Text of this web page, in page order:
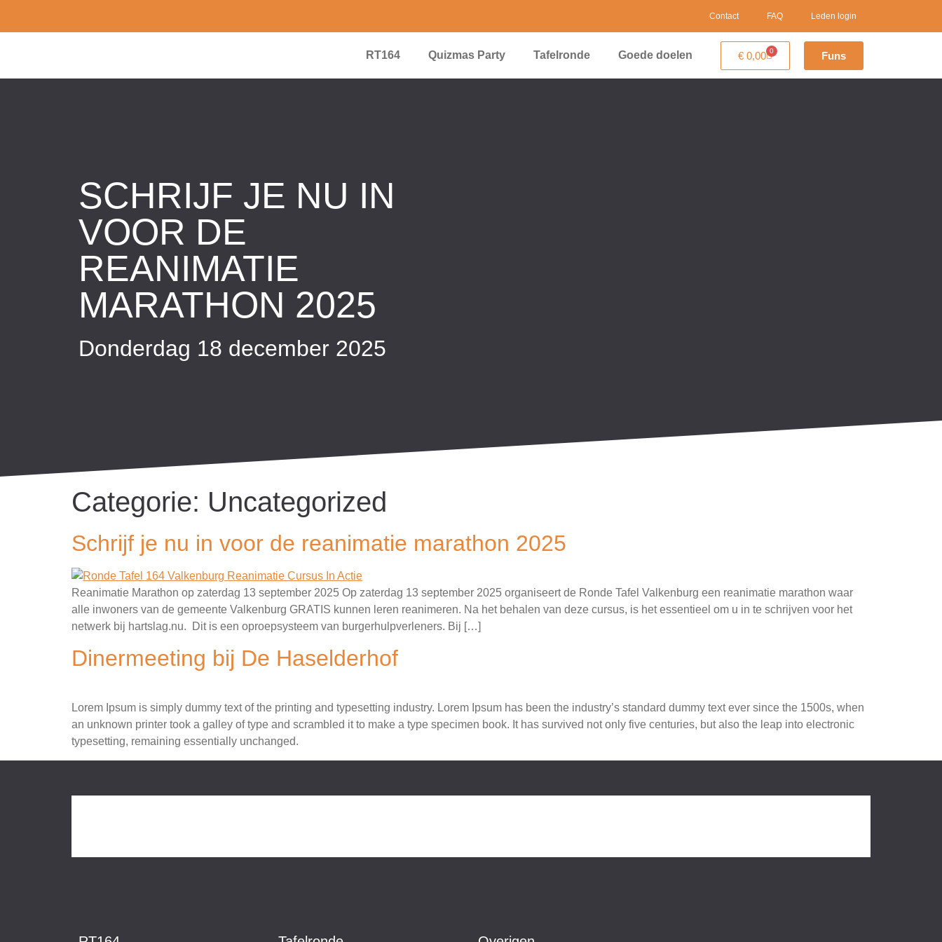
Contact FAQ Leden login
RT164 Quizmas Party Tafelronde Goede doelen € 0,00 0 Funs
SCHRIJF JE NU IN
VOOR DE
REANIMATIE
MARATHON 2025
Donderdag 18 december 2025​
Categorie: Uncategorized
Schrijf je nu in voor de reanimatie marathon 2025
Reanimatie Marathon op zaterdag 13 september 2025 Op zaterdag 13 september 2025 organiseert de Ronde Tafel Valkenburg een reanimatie marathon waar
alle inwoners van de gemeente Valkenburg GRATIS kunnen leren reanimeren. Na het behalen van deze cursus, is het essentieel om u in te schrijven voor het
netwerk bij hartslag.nu. Dit is een oproepsysteem van burgerhulpverleners. Bij […]
Dinermeeting bij De Haselderhof
Lorem Ipsum is simply dummy text of the printing and typesetting industry. Lorem Ipsum has been the industry’s standard dummy text ever since the 1500s, when
an unknown printer took a galley of type and scrambled it to make a type specimen book. It has survived not only five centuries, but also the leap into electronic
typesetting, remaining essentially unchanged.